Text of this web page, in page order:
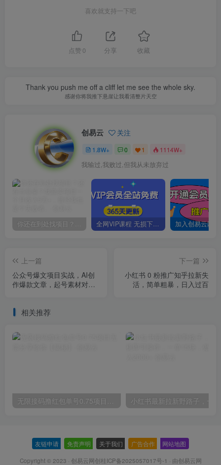
喜欢就支持一下吧
点赞 0 分享 收藏
Thank you push me off a cliff let me see the whole sky.
感谢你将我推下悬崖让我看清整片天空
创易云 关注
1.8W+ 0 1 1114W+
我输过,我败过,但我从未放弃过
你还在到处找项目？还在当韭菜？我靠卖项目一个月收入5万+，曾经我也是个失败者。 全网VIP课程 无损下载~
上一篇
公众号爆文项目实战，AI创
作爆款文章，起号素材对标
下一篇
小红书 0 粉推广知乎拉新失
活，简单粗暴，日入过百
相关推荐
无限接码撸红包单号0.75项目无偿分享给你【揭秘】
友链申请 免责声明 关于我们 广告合作 网站地图
Copyright © 2023 · 创易云网创桂ICP备2025057017号-1 · 由创易云网